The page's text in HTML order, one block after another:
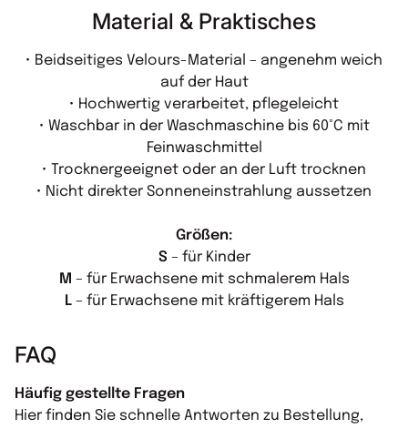
Material & Praktisches
• Beidseitiges Velours-Material – angenehm weich
auf der Haut
• Hochwertig verarbeitet, pflegeleicht
• Waschbar in der Waschmaschine bis 60°C mit
Feinwaschmittel
• Trocknergeeignet oder an der Luft trocknen
• Nicht direkter Sonneneinstrahlung aussetzen
Größen:
S – für Kinder
M – für Erwachsene mit schmalerem Hals
L– für Erwachsene mit kräftigerem Hals
FAQ
Häufig gestellte Fragen
Hier finden Sie schnelle Antworten zu Bestellung,